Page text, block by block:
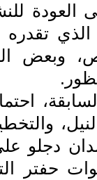
العودة
تقدره
وبعض
دجلو
حفتر